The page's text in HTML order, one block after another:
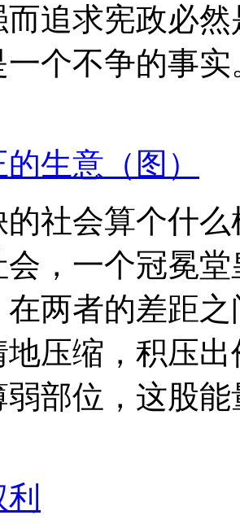
而追求宪政必
一个不争的事实
生意（图）
社会算个什
会，一个冠冕
在两者的差距
地压缩，积压
部位，这股